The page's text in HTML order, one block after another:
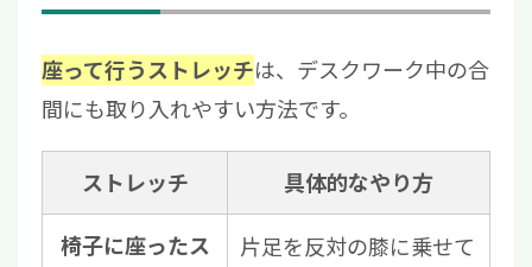
座って行うストレッチは、デスクワーク中の合
間にも取り入れやすい方法です。
ストレッチ 具体的なやり方
椅子に座ったス
片足を反対の膝に乗せて